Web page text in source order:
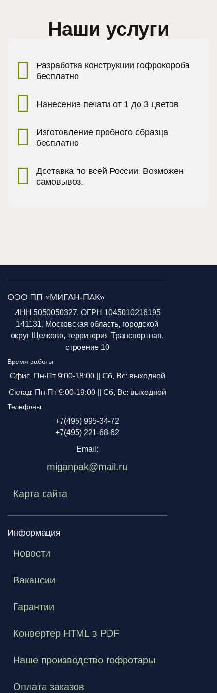
Наши услуги
Разработка конструкции гофрокороба
бесплатно
Нанесение печати от 1 до 3 цветов
Изготовление пробного образца
бесплатно
Доставка по всей России. Возможен
самовывоз.
ООО ПП «МИГАН-ПАК»
ИНН 5050050327, ОГРН 1045010216195
141131, Московская область, городской
округ Щелково, территория Транспортная,
строение 10
Время работы
Офис: Пн-Пт 9:00-18:00 || Сб, Вс: выходной
Склад: Пн-Пт 9:00-19:00 || Сб, Вс: выходной
Телефоны
+7(495) 995-34-72
+7(495) 221-68-62
Email:
miganpak@mail.ru
Карта сайта
Информация
Новости
Вакансии
Гарантии
Конвертер HTML в PDF
Наше производство гофротары
Оплата заказов